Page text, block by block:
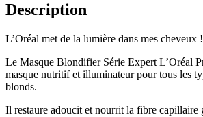
Description
L’Oréal met de la lumière dans mes cheveux !
Le Masque Blondifier Série Expert L’Oréal
masque nutritif et illuminateur pour tous les
blonds.
Il restaure adoucit et nourrit la fibre capillaire